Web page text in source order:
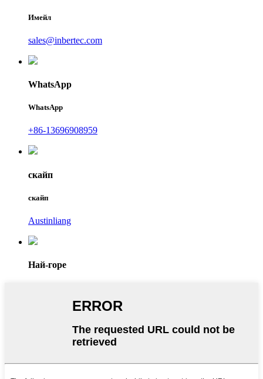
Имейл
sales@inbertec.com
WhatsApp
WhatsApp
+86-13696908959
скайп
скайп
Austinliang
Най-горе